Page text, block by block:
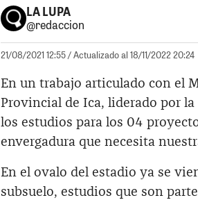
LA LUPA
@redaccion
21/08/2021 12:55/ Actualizado al 18/11/2022 20:24
En un trabajo articulado con el
Provincial de Ica, liderado por
los estudios para los 04
envergadura que necesita
En el ovalo del estadio ya se
subsuelo, estudios que son